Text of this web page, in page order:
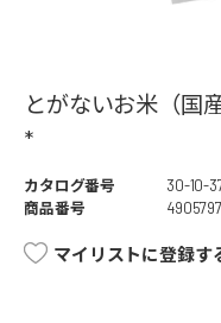
とがないお米（国
*
カタログ番号
30-10-
商品番号
マイリストに登録す